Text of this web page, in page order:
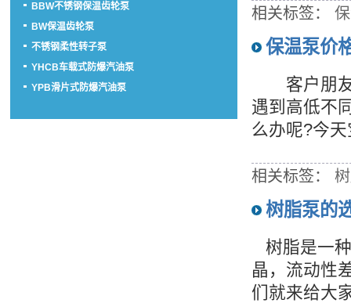
相关标签：
保温泵价
客户朋友
遇到高低不
么办呢?今
相关标签：
树脂泵的
树脂是一
晶，流动性
们就来给大
BBW不锈钢保温齿轮泵
BW保温齿轮泵
不锈钢柔性转子泵
YHCB车载式防爆汽油泵
YPB滑片式防爆汽油泵